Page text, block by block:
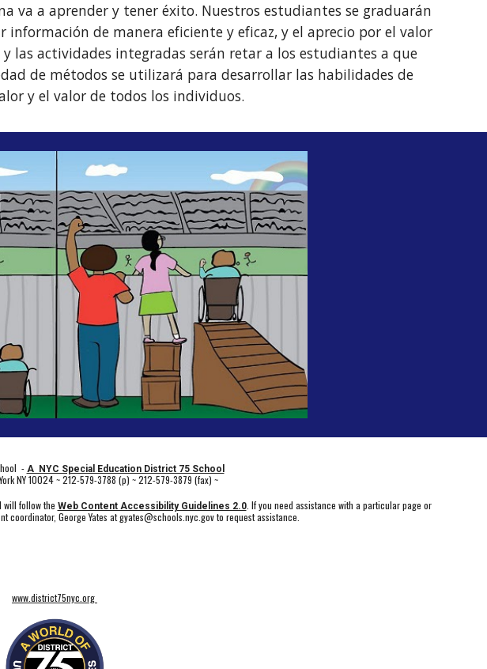
va a aprender y tener éxito. Nuestros estudiantes se graduarán
información de manera eficiente y eficaz, y el aprecio por el valor
las actividades integradas serán retar a los estudiantes a que
de métodos se utilizará para desarrollar las habilidades de
y el valor de todos los individuos.
- A NYC Special Education District 75 School
NY 10024 ~ 212-579-3788 (p) ~ 212-579-3879 (fax) ~
will follow the Web Content Accessibility Guidelines 2.0. If you need assistance with a particular page or
George Yates at gyates@schools.nyc.gov to request assistance.
www.district75nyc.org